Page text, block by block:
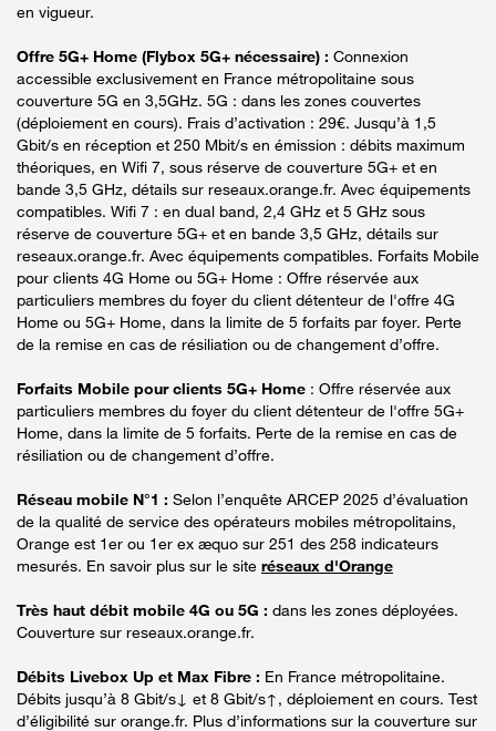
en vigueur.
Offre 5G+ Home (Flybox 5G+ nécessaire) : Connexion
accessible exclusivement en France métropolitaine sous
couverture 5G en 3,5GHz. 5G : dans les zones couvertes
(déploiement en cours). Frais d’activation : 29€. Jusqu’à 1,5
Gbit/s en réception et 250 Mbit/s en émission : débits maximum
théoriques, en Wifi 7, sous réserve de couverture 5G+ et en
bande 3,5 GHz, détails sur reseaux.orange.fr. Avec équipements
compatibles. Wifi 7 : en dual band, 2,4 GHz et 5 GHz sous
réserve de couverture 5G+ et en bande 3,5 GHz, détails sur
reseaux.orange.fr. Avec équipements compatibles. Forfaits Mobile
pour clients 4G Home ou 5G+ Home : Offre réservée aux
particuliers membres du foyer du client détenteur de l'offre 4G
Home ou 5G+ Home, dans la limite de 5 forfaits par foyer. Perte
de la remise en cas de résiliation ou de changement d’offre.
Forfaits Mobile pour clients 5G+ Home : Offre réservée aux
particuliers membres du foyer du client détenteur de l'offre 5G+
Home, dans la limite de 5 forfaits. Perte de la remise en cas de
résiliation ou de changement d’offre.
Réseau mobile N°1 : Selon l’enquête ARCEP 2025 d’évaluation
de la qualité de service des opérateurs mobiles métropolitains,
Orange est 1er ou 1er ex æquo sur 251 des 258 indicateurs
mesurés. En savoir plus sur le site réseaux d'Orange
Très haut débit mobile 4G ou 5G : dans les zones déployées.
Couverture sur reseaux.orange.fr.
Débits Livebox Up et Max Fibre : En France métropolitaine.
Débits jusqu’à 8 Gbit/s↓ et 8 Gbit/s↑, déploiement en cours. Test
d’éligibilité sur orange.fr. Plus d’informations sur la couverture sur